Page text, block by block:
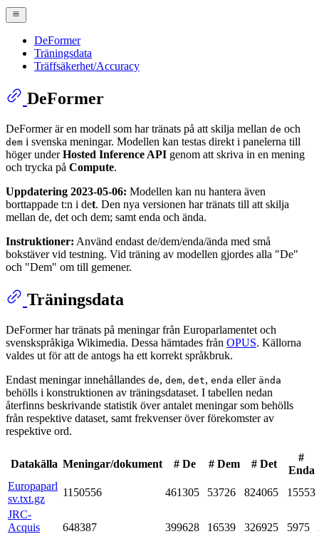
DeFormer
Träningsdata
Träffsäkerhet/Accuracy
DeFormer
DeFormer är en modell som har tränats på att skilja mellan de och
dem i svenska meningar. Modellen kan testas direkt i panelerna till
höger underHosted Inference API genom att skriva in en mening
och trycka på Compute.
Uppdatering 2023-05-06: Modellen kan nu hantera även
borttappade t:n i det. Den nya versionen har tränats till att skilja
mellan de, det och dem; samt enda och ända.
Instruktioner: Använd endast de/dem/enda/ända med små
bokstäver vid testning. Vid träning av modellen gjordes alla "De"
och "Dem" om till gemener.
Träningsdata
DeFormer har tränats på meningar från Europarlamentet och
svenskspråkiga Wikimedia. Dessa hämtades från OPUS. Källorna
valdes ut för att de antogs ha ett korrekt språkbruk.
Endast meningar innehållandes de, dem, det, enda eller ända
behölls i konstruktionen av träningsdataset. I tabellen nedan
återfinns beskrivande statistik över antalet meningar som behölls
från respektive dataset, samt frekvenser över förekomster av
respektive ord.
Datakälla Meningar/dokument # De # Dem # Det
#
Enda
Europaparl
sv.txt.gz
1150556 461305 53726 824065 15553
JRC-
Acquis
648387 399628 16539 326925 5975